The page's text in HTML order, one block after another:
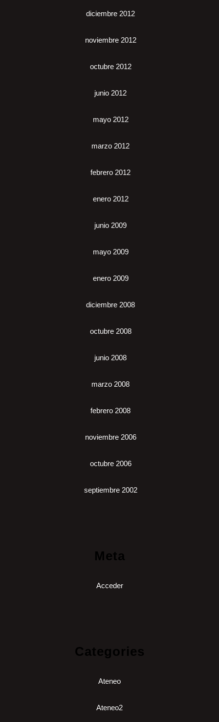
diciembre 2012
noviembre 2012
octubre 2012
junio 2012
mayo 2012
marzo 2012
febrero 2012
enero 2012
junio 2009
mayo 2009
enero 2009
diciembre 2008
octubre 2008
junio 2008
marzo 2008
febrero 2008
noviembre 2006
octubre 2006
septiembre 2002
Meta
Acceder
Categories
Ateneo
Ateneo2